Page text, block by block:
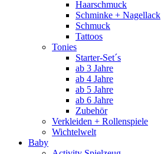
Haarschmuck
Schminke + Nagellack
Schmuck
Tattoos
Tonies
Starter-Set´s
ab 3 Jahre
ab 4 Jahre
ab 5 Jahre
ab 6 Jahre
Zubehör
Verkleiden + Rollenspiele
Wichtelwelt
Baby